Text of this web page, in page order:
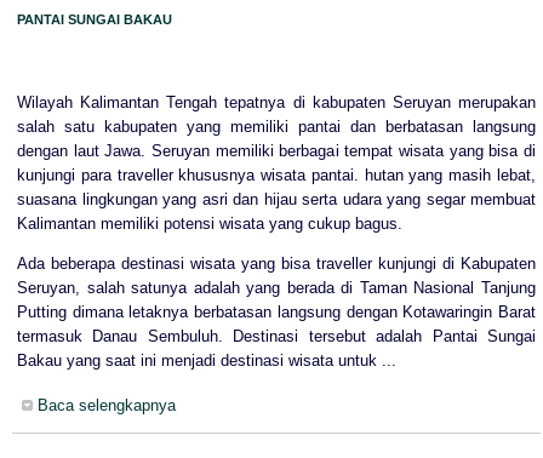
PANTAI SUNGAI BAKAU
Wilayah Kalimantan Tengah tepatnya di kabupaten Seruyan merupakan
salah satu kabupaten yang memiliki pantai dan berbatasan langsung
dengan laut Jawa. Seruyan memiliki berbagai tempat wisata yang bisa di
kunjungi para traveller khususnya wisata pantai. hutan yang masih lebat,
suasana lingkungan yang asri dan hijau serta udara yang segar membuat
Kalimantan memiliki potensi wisata yang cukup bagus.
Ada beberapa destinasi wisata yang bisa traveller kunjungi di Kabupaten
Seruyan, salah satunya adalah yang berada di Taman Nasional Tanjung
Putting dimana letaknya berbatasan langsung dengan Kotawaringin Barat
termasuk Danau Sembuluh. Destinasi tersebut adalah Pantai Sungai
Bakau yang saat ini menjadi destinasi wisata untuk ...
Baca selengkapnya